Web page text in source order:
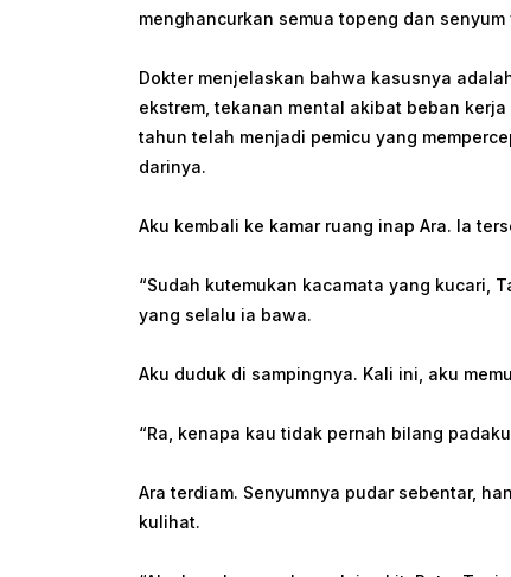
menghancurkan semua topeng dan senyum
Dokter menjelaskan bahwa kasusnya
ekstrem, tekanan mental akibat beban
tahun telah menjadi pemicu yang
darinya.
Aku kembali ke kamar ruang inap Ara. Ia
“Sudah kutemukan kacamata yang kucari,
yang selalu ia bawa.
Aku duduk di sampingnya. Kali ini, aku
“Ra, kenapa kau tidak pernah bilang
Ara terdiam. Senyumnya pudar sebentar,
kulihat.